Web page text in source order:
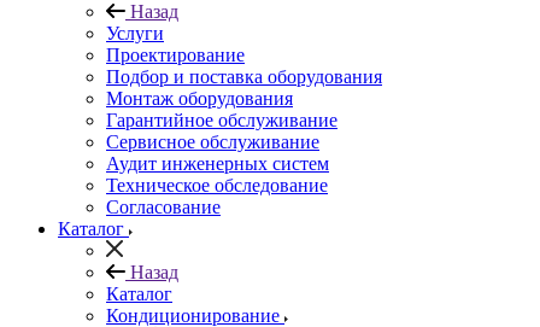
Назад
Услуги
Проектирование
Подбор и поставка оборудования
Монтаж оборудования
Гарантийное обслуживание
Сервисное обслуживание
Аудит инженерных систем
Техническое обследование
Согласование
Каталог
Назад
Каталог
Кондиционирование